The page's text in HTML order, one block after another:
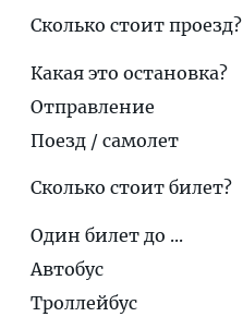
Сколько стоит проезд?
Какая это остановка?
Отправление
Поезд / самолет
Сколько стоит билет?
Один билет до ...
Автобус
Троллейбус